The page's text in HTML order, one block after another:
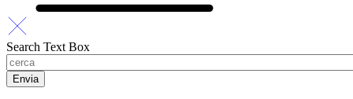
Search Text Box